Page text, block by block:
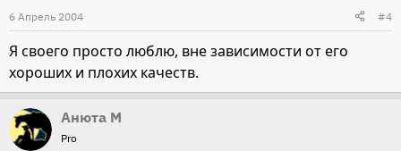
6 Апрель 2004 #4
Я своего просто люблю, вне зависимости от его
хороших и плохих качеств.
Анюта М
Pro